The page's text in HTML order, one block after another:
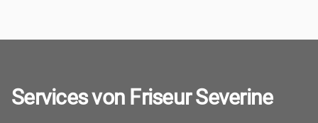
Services von Friseur Severine